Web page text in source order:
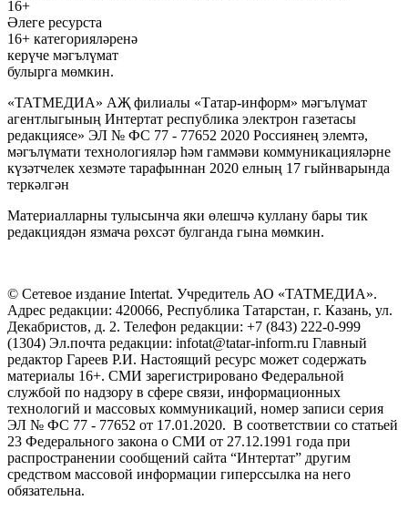
16+
Әлеге ресурста
16+ категорияләренә
керүче мәгълүмат
булырга мөмкин.
«ТАТМЕДИА» АҖ филиалы «Татар-информ» мәгълүмат
агентлыгының Интертат республика электрон газетасы
редакциясе» ЭЛ № ФС 77 - 77652 2020 Россиянең элемтә,
мәгълүмати технологияләр һәм гаммәви коммуникацияләрне
күзәтчелек хезмәте тарафыннан 2020 елның 17 гыйнварында
теркәлгән
Материалларны тулысынча яки өлешчә куллану бары тик
редакциядән язмача рөхсәт булганда гына мөмкин.
© Сетевое издание Intertat. Учредитель АО «ТАТМЕДИА».
Адрес редакции: 420066, Республика Татарстан, г. Казань, ул.
Декабристов, д. 2. Телефон редакции: +7 (843) 222-0-999
(1304) Эл.почта редакции: infotat@tatar-inform.ru Главный
редактор Гареев Р.И. Настоящий ресурс может содержать
материалы 16+. СМИ зарегистрировано Федеральной
службой по надзору в сфере связи, информационных
технологий и массовых коммуникаций, номер записи серия
ЭЛ № ФС 77 - 77652 от 17.01.2020. В соответствии со статьей
23 Федерального закона о СМИ от 27.12.1991 года при
распространении сообщений сайта “Интертат” другим
средством массовой информации гиперссылка на него
обязательна.